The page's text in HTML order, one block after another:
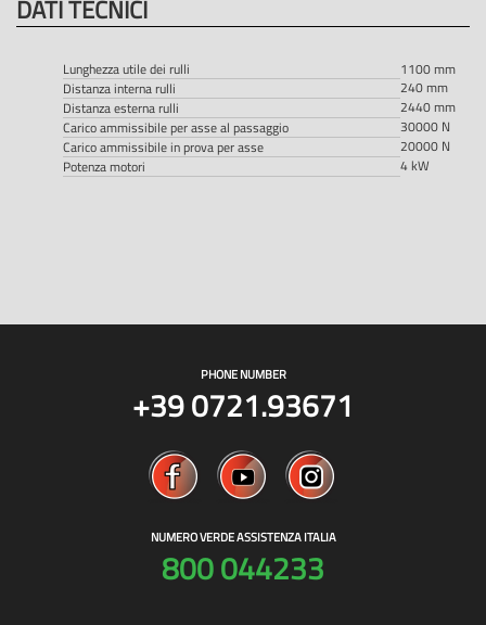
DATI TECNICI
Lunghezza utile dei rulli
1100 mm
Distanza interna rulli
240 mm
Distanza esterna rulli
2440 mm
Carico ammissibile per asse al passaggio
30000 N
Carico ammissibile in prova per asse
20000 N
Potenza motori
4 kW
PHONE NUMBER
+39 0721.93671
NUMERO VERDE ASSISTENZA ITALIA
800 044233